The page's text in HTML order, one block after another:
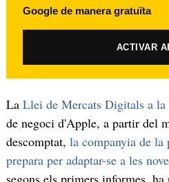
Google de manera gratuïta
ACTIVAR
La Llei de Mercats Digitals a
de negoci d'Apple, a partir del
descomptat, la companyia de la
prepara per adaptar-se a les